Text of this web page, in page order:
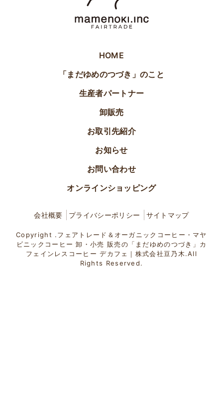
HOME
「まだゆめのつづき」のこと
生産者パートナー
卸販売
お取引先紹介
お知らせ
お問い合わせ
オンラインショッピング
会社概要 プライバシーポリシー サイトマップ
Copyright .フェアトレード＆オーガニックコーヒー・マヤ
ビニックコーヒー 卸・小売 販売の「まだゆめのつづき」カ
フェインレスコーヒー デカフェ｜株式会社豆乃木.All
Rights Reserved.